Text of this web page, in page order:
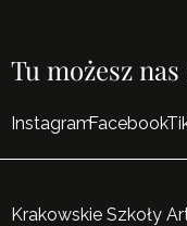
Tu możesz
InstagramFacebook
Krakowskie Szkoły